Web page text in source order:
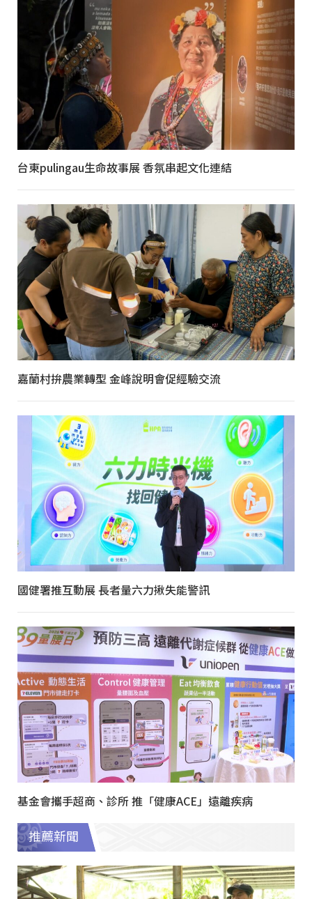
台東pulingau生命故事展 香氛串起文化連結
嘉蘭村拚農業轉型 金峰說明會促經驗交流
國健署推互動展 長者量六力揪失能警訊
基金會攜手超商、診所 推「健康ACE」遠離疾病
推薦新聞